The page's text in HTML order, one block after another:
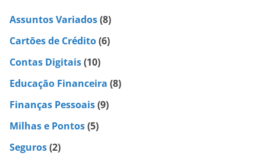
Assuntos Variados(8)
Cartões de Crédito(6)
Contas Digitais(10)
Educação Financeira (8)
Finanças Pessoais(9)
Milhas e Pontos(5)
Seguros(2)